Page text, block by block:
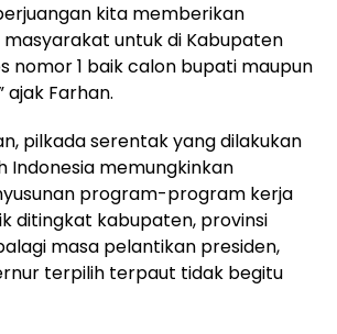
kita memberikan
untuk di Kabupaten
nomor 1 baik calon bupati maupun
ajak Farhan.
pilkada serentak yang dilakukan
Indonesia memungkinkan
program-program kerja
ditingkat kabupaten, provinsi
masa pelantikan presiden,
terpilih terpaut tidak begitu